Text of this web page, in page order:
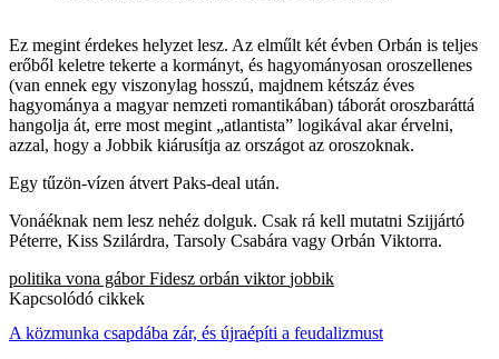
Ez megint érdekes helyzet lesz. Az elműlt két évben Orbán is teljes
erőből keletre tekerte a kormányt, és hagyományosan oroszellenes
(van ennek egy viszonylag hosszú, majdnem kétszáz éves
hagyománya a magyar nemzeti romantikában) táborát oroszbaráttá
hangolja át, erre most megint „atlantista” logikával akar érvelni,
azzal, hogy a Jobbik kiárusítja az országot az oroszoknak.
Egy tűzön-vízen átvert Paks-deal után.
Vonáéknak nem lesz nehéz dolguk. Csak rá kell mutatni Szijjártó
Péterre, Kiss Szilárdra, Tarsoly Csabára vagy Orbán Viktorra.
politika vona gábor Fidesz orbán viktor jobbik
Kapcsolódó cikkek
A közmunka csapdába zár, és újraépíti a feudalizmust